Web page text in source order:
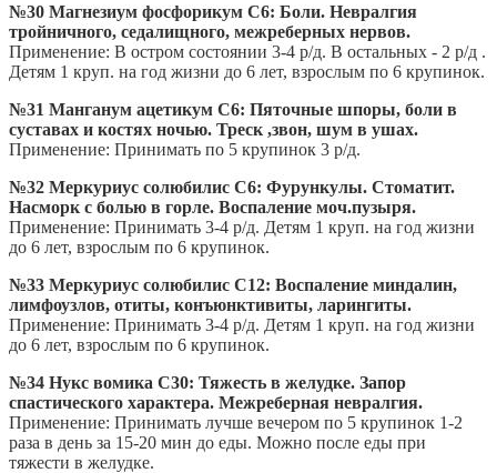
№30 Магнезиум фосфорикум С6: Боли. Невралгия
тройничного, седалищного, межреберных нервов.
Применение: В остром состоянии 3-4 р/д. В остальных - 2 р/д .
Детям 1 круп. на год жизни до 6 лет, взрослым по 6 крупинок.
№31 Манганум ацетикум С6: Пяточные шпоры, боли в
суставах и костях ночью. Треск ,звон, шум в ушах.
Применение: Принимать по 5 крупинок 3 р/д.
№32 Меркуриус солюбилис С6: Фурункулы. Стоматит.
Насморк с болью в горле. Воспаление моч.пузыря.
Применение: Принимать 3-4 р/д. Детям 1 круп. на год жизни
до 6 лет, взрослым по 6 крупинок.
№33 Меркуриус солюбилис С12: Воспаление миндалин,
лимфоузлов, отиты, конъюнктивиты, ларингиты.
Применение: Принимать 3-4 р/д. Детям 1 круп. на год жизни
до 6 лет, взрослым по 6 крупинок.
№34 Нукс вомика С30: Тяжесть в желудке. Запор
спастического характера. Межреберная невралгия.
Применение: Принимать лучше вечером по 5 крупинок 1-2
раза в день за 15-20 мин до еды. Можно после еды при
тяжести в желудке.